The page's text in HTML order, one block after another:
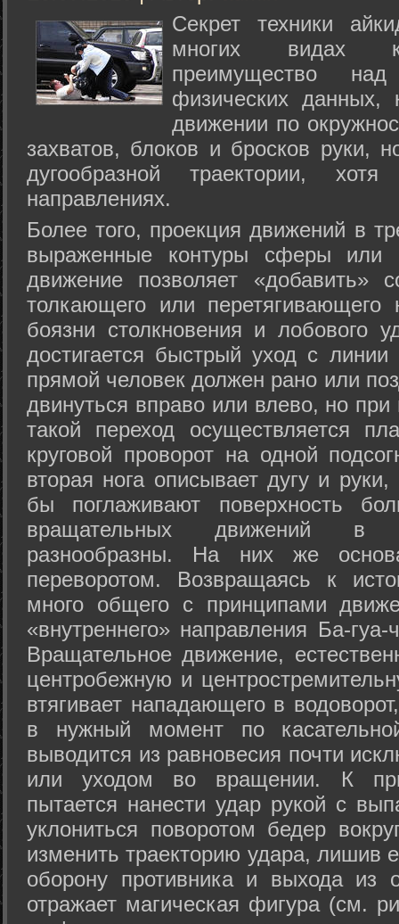
Секрет техники
многих видах
преимущество
физических данных,
движении по
захватов, блоков и бросков руки,
дугообразной траектории,
направлениях.
Более того, проекция движений в
выраженные контуры сферы или
движение позволяет «добавить»
толкающего или перетягивающего
боязни столкновения и лобового
достигается быстрый уход с
прямой человек должен рано или
двинуться вправо или влево, но
такой переход осуществляется
круговой проворот на одной
вторая нога описывает дугу и
бы поглаживают поверхность
вращательных движений в
разнообразны. На них же
переворотом. Возвращаясь к
много общего с принципами
«внутреннего» направления Ба-
Вращательное движение,
центробежную и
втягивает нападающего в
в нужный момент по
выводится из равновесия почти
или уходом во вращении. К
пытается нанести удар рукой с
уклониться поворотом бедер
изменить траекторию удара, лишив
оборону противника и выхода из
отражает магическая фигура (см.